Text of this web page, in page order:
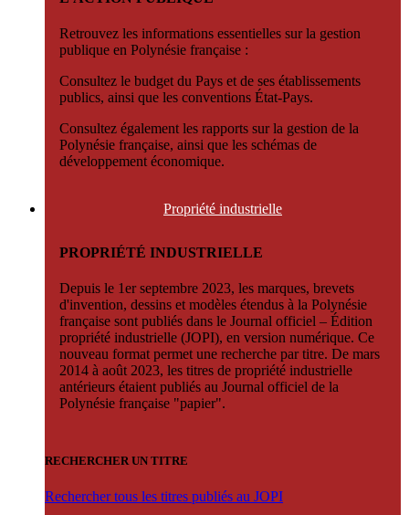
Retrouvez les informations essentielles sur la gestion
publique en Polynésie française :
Consultez le budget du Pays et de ses établissements
publics, ainsi que les conventions État-Pays.
Consultez également les rapports sur la gestion de la
Polynésie française, ainsi que les schémas de
développement économique.
Propriété industrielle
PROPRIÉTÉ INDUSTRIELLE
Depuis le 1er septembre 2023, les marques, brevets
d'invention, dessins et modèles étendus à la Polynésie
française sont publiés dans le Journal officiel – Édition
propriété industrielle (JOPI), en version numérique. Ce
nouveau format permet une recherche par titre. De mars
2014 à août 2023, les titres de propriété industrielle
antérieurs étaient publiés au Journal officiel de la
Polynésie française "papier".
RECHERCHER UN TITRE
Rechercher tous les titres publiés au JOPI